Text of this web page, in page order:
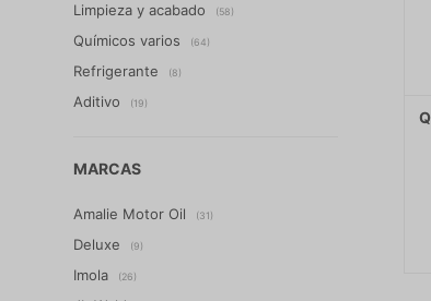
Limpieza y acabado (58)
Químicos varios (64)
Refrigerante (8)
Aditivo (19)
MARCAS
Amalie Motor Oil (31)
Deluxe (9)
Imola (26)